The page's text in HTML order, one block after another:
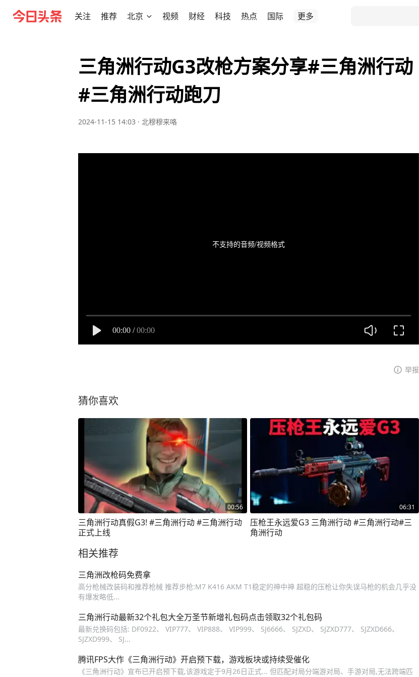
关注 推荐 北京 视频 财经 科技 热点 国际 更多
三角洲行动G3改枪方案分享#三角洲行动
#三角洲行动跑刀
2024-11-15 14:03 · 北穆穆来咯
不支持的音频/视频格式
00:00 / 00:00
举报
猜你喜欢
00:56
三角洲行动真假G3! #三角洲行动 #三角洲行动
正式上线
06:31
压枪王永远爱G3 三角洲行动 #三角洲行动#三
角洲行动
相关推荐
三角洲改枪码免费拿
高分枪械改装码和推荐枪械 推荐步枪:M7 K416 AKM T1稳定的神中神 超稳的压枪让你失误马枪的机会几乎没
有爆发略低...
三角洲行动最新32个礼包大全万圣节新增礼包码点击领取32个礼包码
最新兑换码包括: DF0922、 VIP777、 VIP888、 VIP999、 SJ6666、 SJZXD、 SJZXD777、 SJZXD666、
SJZXD999、 SJ...
腾讯FPS大作《三角洲行动》开启预下载，游戏板块或持续受催化
《三角洲行动》宣布已开启预下载,该游戏定于9月26日正式... 但匹配对局分端游对局、手游对局,无法跨端匹